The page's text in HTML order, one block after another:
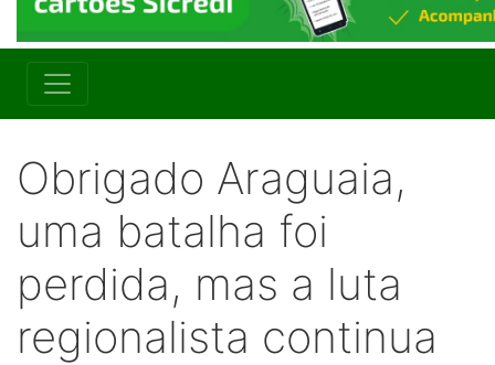
Obrigado Araguaia,
uma batalha foi
perdida, mas a luta
regionalista continua